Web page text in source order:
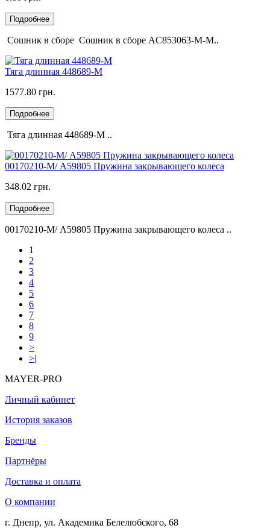
Подробнее
Сошник в сборе Сошник в сборе AC853063-M-M..
Тяга длинная 448689-M
1577.80 грн.
Подробнее
Тяга длинная 448689-M ..
00170210-M/ А59805 Пружина закрывающего колеса
348.02 грн.
Подробнее
00170210-M/ А59805 Пружина закрывающего колеса ..
1
2
3
4
5
6
7
8
9
>
>|
MAYER-PRO
Личный кабинет
История заказов
Бренды
Партнёры
Доставка и оплата
О компании
г. Днепр, ул. Академика Белелюбского, 68